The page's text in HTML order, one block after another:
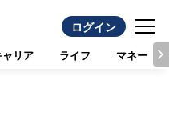
ログイン
ャリア ライフ マネー